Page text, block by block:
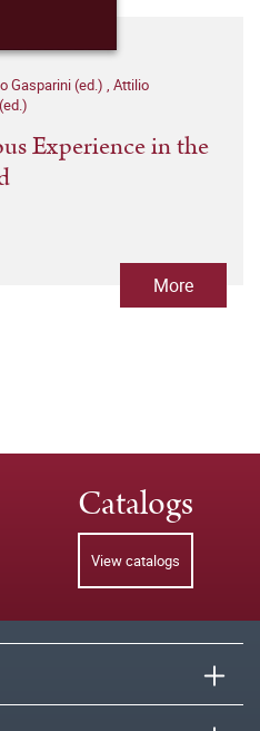
Gasparini (ed.) , Attilio
Experience in the
More
Catalogs
View catalogs